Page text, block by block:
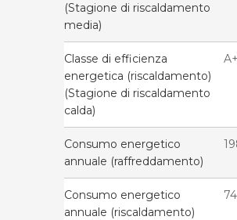
(Stagione di riscaldamento
media)
Classe di efficienza
energetica (riscaldamento)
(Stagione di riscaldamento
calda)
Consumo energetico
annuale (raffreddamento)
Consumo energetico
annuale (riscaldamento)